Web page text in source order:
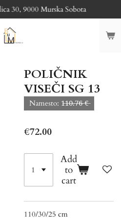
30, 9000 Murska Sobota
POLIČNIK
VISEČI SG 13
Namesto: 1̶1̶0̶.̶7̶6̶ €̶
€72.00
Add
to
cart
110/30/25 cm